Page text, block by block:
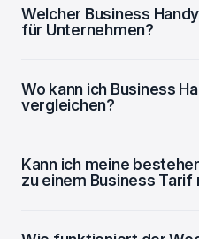
Welcher Business
für Unternehmen?
Wo kann ich Business
vergleichen?
Kann ich meine
zu einem Business Tarif